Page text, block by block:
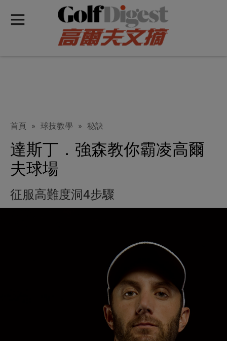
首頁 » 球技教學 » 秘訣
達斯丁．強森教你霸凌高爾
夫球場
征服高難度洞4步驟